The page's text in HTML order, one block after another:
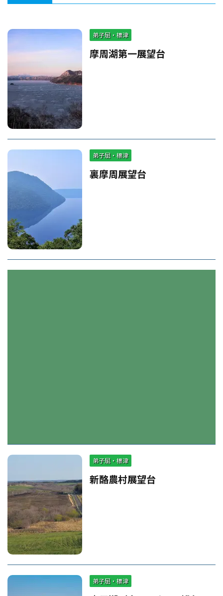
弟子屈・標津
摩周湖第一展望台
弟子屈・標津
裏摩周展望台
弟子屈・標津
新酪農村展望台
弟子屈・標津